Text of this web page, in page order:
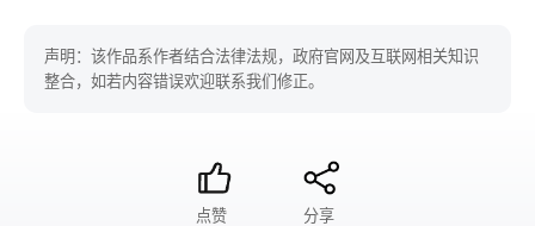
声明：该作品系作者结合法律法规，政府官网及互联网相关知识
整合，如若内容错误欢迎联系我们修正。
点赞 分享